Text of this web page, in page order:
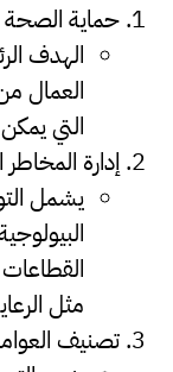
حماية الصحة
الهدف
العمال
التي
إدارة المخاطر
يشمل
القطاعات
مثل
تصنيف